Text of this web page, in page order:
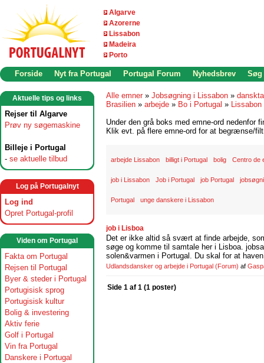
Algarve
Azorerne
Lissabon
Madeira
Porto
Forside Nyt fra Portugal Portugal Forum Nyhedsbrev Søg
Aktuelle tips og links
Rejser til Algarve
Prøv ny søgemaskine
Billeje i Portugal
- se aktuelle tilbud
Log på Portugalnyt
Log ind
Opret Portugal-profil
Viden om Portugal
Fakta om Portugal
Rejsen til Portugal
Byer & steder i Portugal
Portugisisk sprog
Portugisisk kultur
Bolig & investering
Aktiv ferie
Golf i Portugal
Vin fra Portugal
Danskere i Portugal
Alle emner » Jobsøgning i Lissabon »
Brasilien » arbejde » Bo i Portugal » Lissabon
Under den grå boks med emne-ord nedenfor
Klik evt. på flere emne-ord for at begrænse/
arbejde Lissabon billigt i Portugal bolig Centro de
job i Lissabon Job i Portugal job Portugal
Portugal unge danskere i Lissabon
job i Lisboa
Det er ikke altid så svært at finde arbejde,
søge og komme til samtale her i Lisboa.
solen&varmen i Portugal. Du skal for at
Udlandsdansker og arbejde i Portugal (Forum) af
Side 1 af 1 (1 poster)